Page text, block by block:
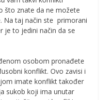
što znate da ne možete
Na taj način ste primorani
je to jedini način da se
osobom pronađete
konflikt. Ovo zavisi i
imate konflikt također
sukob koji ima unutar